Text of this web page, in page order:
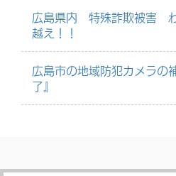
広島県内 特殊詐欺被害
越え！！
広島市の地域防犯カメラの
了』